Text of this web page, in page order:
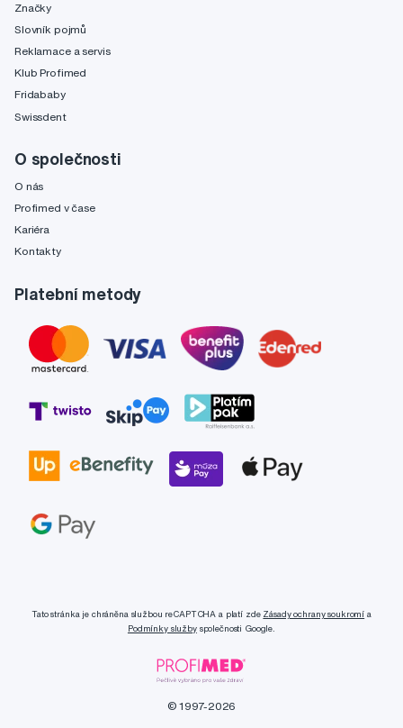
Značky
Slovník pojmů
Reklamace a servis
Klub Profimed
Fridababy
Swissdent
O společnosti
O nás
Profimed v čase
Kariéra
Kontakty
Platební metody
Tato stránka je chráněna službou reCAPTCHA a platí zde Zásady ochrany soukromí a
Podmínky službyspolečnosti Google.
© 1997-2026